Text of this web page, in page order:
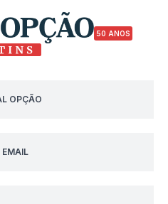
50 ANOS
OPÇÃO
EMAIL